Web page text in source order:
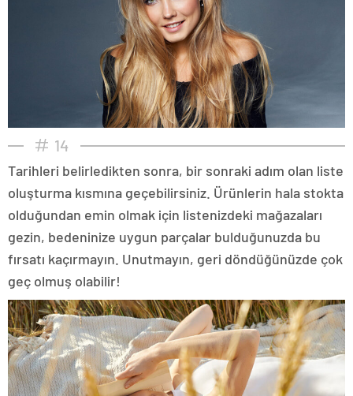
14
Tarihleri belirledikten sonra, bir sonraki adım olan liste
oluşturma kısmına geçebilirsiniz. Ürünlerin hala stokta
olduğundan emin olmak için listenizdeki mağazaları
gezin, bedeninize uygun parçalar bulduğunuzda bu
fırsatı kaçırmayın. Unutmayın, geri döndüğünüzde çok
geç olmuş olabilir!